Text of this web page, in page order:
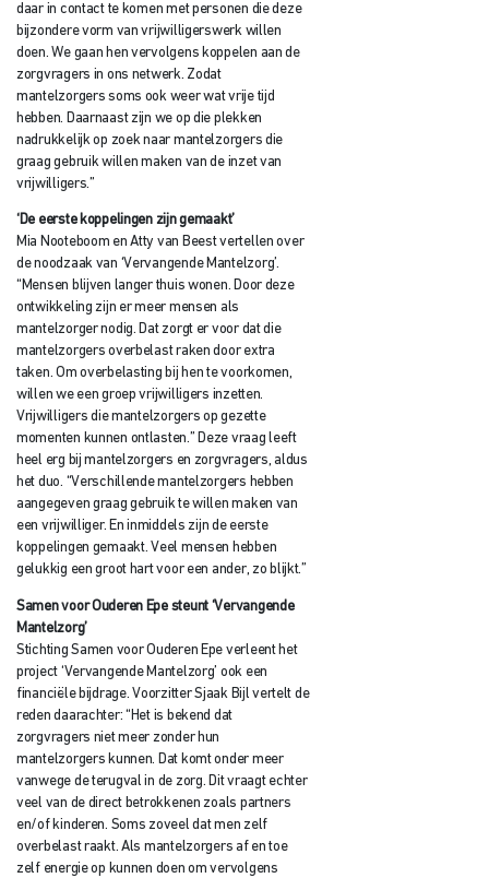
daar in contact te komen met personen die deze
bijzondere vorm van vrijwilligerswerk willen
doen. We gaan hen vervolgens koppelen aan de
zorgvragers in ons netwerk. Zodat
mantelzorgers soms ook weer wat vrije tijd
hebben. Daarnaast zijn we op die plekken
nadrukkelijk op zoek naar mantelzorgers die
graag gebruik willen maken van de inzet van
vrijwilligers.”
‘De eerste koppelingen zijn gemaakt’
Mia Nooteboom en Atty van Beest vertellen over
de noodzaak van ‘Vervangende Mantelzorg’.
“Mensen blijven langer thuis wonen. Door deze
ontwikkeling zijn er meer mensen als
mantelzorger nodig. Dat zorgt er voor dat die
mantelzorgers overbelast raken door extra
taken. Om overbelasting bij hen te voorkomen,
willen we een groep vrijwilligers inzetten.
Vrijwilligers die mantelzorgers op gezette
momenten kunnen ontlasten.” Deze vraag leeft
heel erg bij mantelzorgers en zorgvragers, aldus
het duo. “Verschillende mantelzorgers hebben
aangegeven graag gebruik te willen maken van
een vrijwilliger. En inmiddels zijn de eerste
koppelingen gemaakt. Veel mensen hebben
gelukkig een groot hart voor een ander, zo blijkt.”
Samen voor Ouderen Epe steunt ‘Vervangende
Mantelzorg’
Stichting Samen voor Ouderen Epe verleent het
project ‘Vervangende Mantelzorg’ ook een
financiële bijdrage. Voorzitter Sjaak Bijl vertelt de
reden daarachter: “Het is bekend dat
zorgvragers niet meer zonder hun
mantelzorgers kunnen. Dat komt onder meer
vanwege de terugval in de zorg. Dit vraagt echter
veel van de direct betrokkenen zoals partners
en/of kinderen. Soms zoveel dat men zelf
overbelast raakt. Als mantelzorgers af en toe
zelf energie op kunnen doen om vervolgens